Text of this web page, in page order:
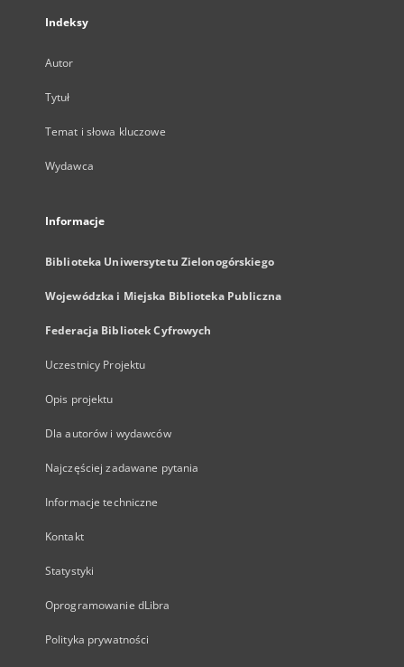
Indeksy
Autor
Tytuł
Temat i słowa kluczowe
Wydawca
Informacje
Biblioteka Uniwersytetu Zielonogórskiego
Wojewódzka i Miejska Biblioteka Publiczna
Federacja Bibliotek Cyfrowych
Uczestnicy Projektu
Opis projektu
Dla autorów i wydawców
Najczęściej zadawane pytania
Informacje techniczne
Kontakt
Statystyki
Oprogramowanie dLibra
Polityka prywatności